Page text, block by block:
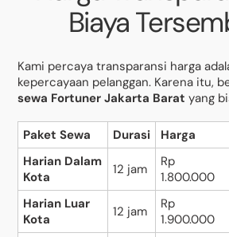
Biaya
Kami percaya transparansi harga
kepercayaan pelanggan. Karena itu,
sewa Fortuner Jakarta Barat yang
Paket Sewa Durasi Harga
Harian Dalam
Kota
12 jam
Rp
1.800.000
Harian Luar
Kota
12 jam
Rp
1.900.000